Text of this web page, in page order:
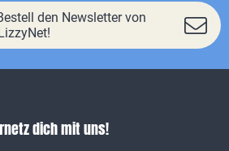
den Newsletter von
dich mit uns!